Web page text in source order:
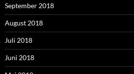
September 2018
August 2018
Juli 2018
Juni 2018